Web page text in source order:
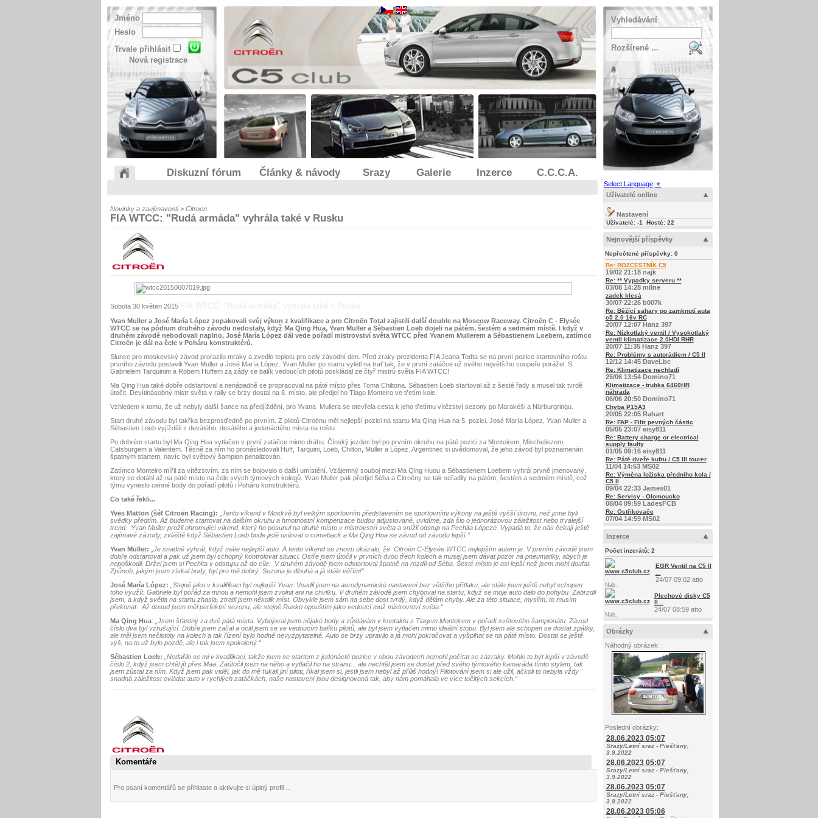
Jméno
Heslo
Trvale přihlásit
Nová registrace
Vyhledávání
Rozšírené ...
Diskuzní fórum Články & návody Srazy Galerie Inzerce C.C.C.A.
Novinky a zaujimavosti > Citroen
FIA WTCC: "Rudá armáda" vyhrála také v Rusku
Sobota 30 květen 2015
Yvan Muller a José María López zopakovali svůj výkon z kvalifikace a pro Citroën Total zajistili další double na Moscow Raceway. Citroën C - Elysée
WTCC se na pódium druhého závodu nedostaly, když Ma Qing Hua, Yvan Muller a Sébastien Loeb dojeli na pátém, šestém a sedmém místě. I když v
druhém závodě nebodovali naplno, José María López dál vede pořadí mistrovství světa WTCC před Yvanem Mullerem a Sébastienem Loebem, zatímco
Citroën je dál na čele v Poháru konstruktérů.
Slunce pro moskevský závod prorazilo mraky a zvedlo teplotu pro celý závodní den. Před zraky prezidenta FIA Jeana Todta se na první pozice startovního roštu
prvního závodu postavili Yvan Muller a José María López. Yvan Muller po startu vylétl na trať tak, že v první zatáčce už svého největšího soupeře porážel. S
Gabrielem Tarquinim a Robem Huffem za zády se balík vedoucích pilotů poskládal ze čtyř mistrů světa FIA WTCC!
Ma Qing Hua také dobře odstartoval a nenápadně se propracoval na páté místo přes Toma Chiltona. Sébastien Loeb startoval až z šesté řady a musel tak tvrdě
útočit. Devítinásobný mistr světa v rally se brzy dostal na 8. místo, ale předjel ho Tiago Monteiro ve třetím kole.
Vzhledem k tomu, že už nebyly další šance na předjíždění, pro Yvana Mullera se otevřela cesta k jeho třetímu vítězství sezony po Marakéši a Nürburgringu.
Start druhé závodu byl takřka bezprostředně po prvním. Z pilotů Citroënu měl nejlepší pozici na startu Ma Qing Hua na 5. pozici. José María López, Yvan Muller a
Sébastien Loeb vyjížděli z devátého, desátého a jedenáctého místa na roštu.
Po dobrém startu byl Ma Qing Hua vytlačen v první zatáčce mimo dráhu. Čínský jezdec byl po prvním okruhu na páté pozici za Monteirem, Mischeliszem,
Catsburgem a Valentem. Těsně za ním ho pronásledovali Huff, Tarquini, Loeb, Chilton, Muller a López. Argentinec si uvědomoval, že jeho závod byl poznamenán
špatným startem, navíc byl světový šampion penalizován.
Zatímco Monteiro mířil za vítězstvím, za ním se bojovalo o další umístění. Vzájemný souboj mezi Ma Qing Huou a Sébastienem Loebem vyhrál prvně jmenovaný,
který se dotáhl až na páté místo na čele svých týmových kolegů. Yvan Muller pak předjel Séba a Citroëny se tak seřadily na pátém, šestém a sedmém místě, což
týmu vyneslo cenné body do pořadí pilotů i Poháru konstruktérů.
Co také řekli...
Yves Matton (šéf Citroën Racing):
Tento víkend v Moskvě byl velkým sportovním představením se sportovními výkony na ještě vyšší úrovni, než jsme byli
svědky předtím. Až budeme startovat na dalším okruhu a hmotnostní kompenzace budou adjustované, uvidíme, zda šlo o jednorázovou záležitost nebo trvalejší
trend. Yvan Muller prožil ohromující víkend, který ho posunul na druhé místo v mistrovství světa a snížil odstup na Pechita Lópeze. Vypadá to, že nás čekají ještě
zajímavé závody, zvláště když Sébastien Loeb bude jistě usilovat o comeback a Ma Qing Hua se závod od závodu lepší.“
Yvan Muller:
„Je snadné vyhrát, když máte nejlepší auto. A tento víkend se znovu ukázalo, že Citroën C-Elysée WTCC nejlepším autem je. V prvním závodě jsem
dobře odstartoval a pak už jsem byl schopný kontrolovat situaci. Ostře jsem útočil v prvních dvou třech kolech a musel jsem dávat pozor na pneumatiky, abych je
nepoškodil. Držel jsem si Pechita v odstupu až do cíle. V druhém závodě jsem odstartoval špatně na rozdíl od Séba. Šesté místo je asi lepší než jsem mohl doufat.
Způsob, jakým jsem získal body, byl pro mě dobrý. Sezona je dlouhá a já stále věřím!“
José María López:
„Stejně jako v kvalifikaci byl nejlepší Yvan. Vsadil jsem na aerodynamické nastavení bez většího přítlaku, ale stále jsem ještě nebyl schopen
toho využít. Gabriele byl pořád za mnou a nemohl jsem zvolnit ani na chvilku. V druhém závodě jsem chyboval na startu, když se moje auto dalo do pohybu. Zabrzdil
jsem, a když světla na startu zhasla, ztratil jsem několik míst. Obvykle jsem sám na sebe dost tvrdý, když dělám chyby. Ale za této situace, myslím, to musím
překonat. Až dosud jsem měl perfektní sezonu, ale stejně Rusko opouštím jako vedoucí muž mistrovství světa.“
Ma Qing Hua: „Jsem šťastný za dvě pátá místa. Vybojoval jsem nějaké body a zůstávám v kontaktu s Tiagem Monteirem v pořadí světového šampionátu. Závod
číslo dva byl vzrušující. Dobře jsem začal a ocitl jsem se ve vedoucím balíku pilotů, ale byl jsem vytlačen mimo ideální stopu. Byl jsem ale schopen se dostat zpátky,
ale měl jsem nečistoty na kolech a tak řízení bylo hodně nevyzpytatelné. Auto se brzy upravilo a já mohl pokračovat a vyšplhat se na páté místo. Dostat se ještě
výš, na to už bylo pozdě, ale i tak jsem spokojený.“
Sébastien Loeb:
„Nedařilo se mi v kvalifikaci, takže jsem se startem z jedenácté pozice v obou závodech nemohl počítat se zázraky. Mohlo to být lepší v závodě
číslo 2, když jsem chtěl jít přes Maa. Zaútočil jsem na něho a vytlačil ho na stranu... ale nechtěl jsem se dostat před svého týmového kamaráda tímto stylem, tak
jsem zůstal za ním. Když jsem pak viděl, jak do mě ťukali jiní piloti, říkal jsem si, jestli jsem nebyl až příliš hodný! Pilotování jsem si ale užil, ačkoli to nebyla vždy
snadná záležitost ovládat auto v rychlých zatáčkách, naše nastavení jsou designovaná tak, aby nám pomáhala ve více točitých sekcích.“
Komentáře
Pro psaní komentářů se přihlaste a aktivujte si úplný profil ...
Select Language ▼
Uživatelé online
Nastavení
Uživatelé: -1 Hosté: 22
Nejnovější příspěvky
Nepřečtené příspěvky: 0
Re: ROZCESTNÍK C5
19/02 21:18 najk
Re: ** Vypadky serveru **
03/08 14:28 milne
zadek klesá
30/07 22:26 b007k
Re: Běžící sahary po zamknutí auta
c5 2.0 16v RC
20/07 12:07 Hanz 397
Re: Nízkotlaký ventil / Vysokotlaký
ventil klimatizace 2.0HDI RHR
20/07 11:35 Hanz 397
Re: Problémy s autorádiem / C5 II
12/12 14:45 DaveLbc
Re: Klimatizace nechladí
25/06 13:54 Domino71
Klimatizace - trubka 6460HR
náhrada
06/06 20:50 Domino71
Chyba P15A3
20/05 22:05 Rahart
Re: FAP - Filtr pevných částic
05/05 23:07 eisy811
Re: Battery charge or electrical
supply faulty
01/05 09:16 eisy811
Re: Páté dveře kufru / C5 III tourer
11/04 14:53 MS02
Re: Výměna ložiska předního kola /
C5 II
09/04 22:33 James01
Re: Servisy - Olomoucko
08/04 09:59 LadesFCB
Re: Ostřikovače
07/04 14:59 MS02
Inzerce
Počet inzerátů: 2
Nab.
EGR Ventil na C5 II
24/07 09:02 atto
Nab.
Plechové disky C5
II...
24/07 08:59 atto
Obrázky
Náhodný obrázek:
Poslední obrázky:
28.06.2023 05:07
Srazy/Letní sraz - Piešťany,
3.9.2022
28.06.2023 05:07
Srazy/Letní sraz - Piešťany,
3.9.2022
28.06.2023 05:07
Srazy/Letní sraz - Piešťany,
3.9.2022
28.06.2023 05:06